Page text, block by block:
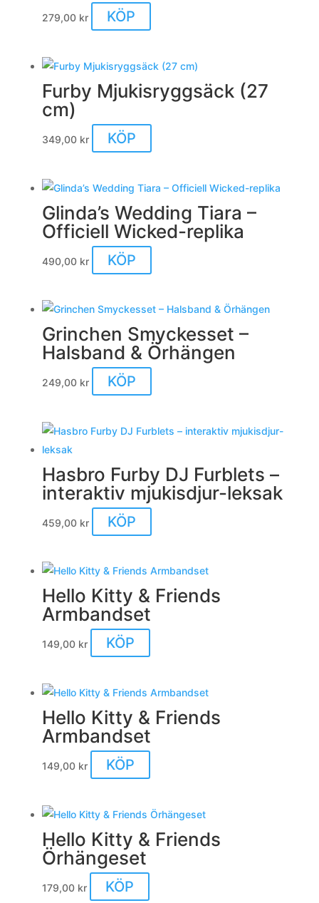
279,00 kr KÖP
Furby Mjukisryggsäck (27
cm)
349,00 kr KÖP
Glinda’s Wedding Tiara –
Officiell Wicked-replika
490,00 kr KÖP
Grinchen Smyckesset –
Halsband & Örhängen
249,00 kr KÖP
Hasbro Furby DJ Furblets –
interaktiv mjukisdjur-leksak
459,00 kr KÖP
Hello Kitty & Friends
Armbandset
149,00 kr KÖP
Hello Kitty & Friends
Armbandset
149,00 kr KÖP
Hello Kitty & Friends
Örhängeset
179,00 kr KÖP